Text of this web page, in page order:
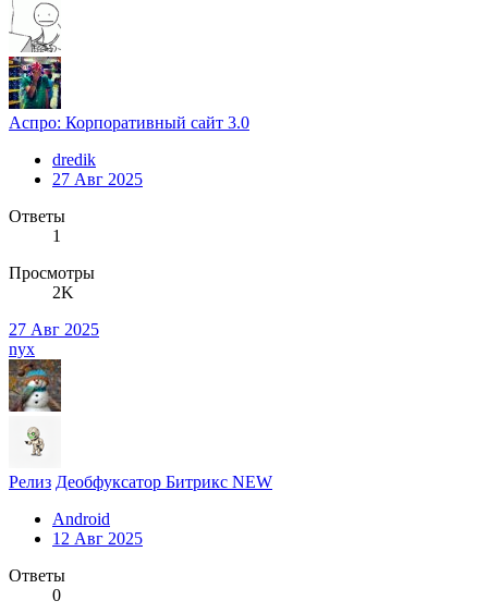
Аспро: Корпоративный сайт 3.0
dredik
27 Авг 2025
Ответы
1
Просмотры
2K
27 Авг 2025
nyx
Релиз Деобфуксатор Битрикс NEW
Android
12 Авг 2025
Ответы
0